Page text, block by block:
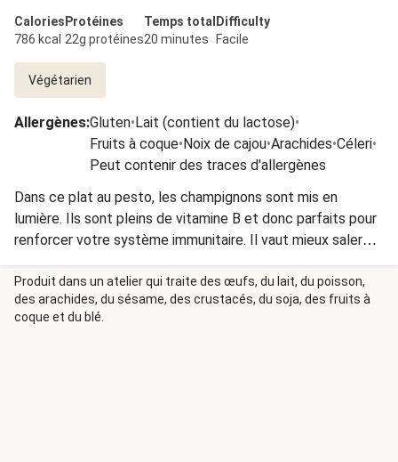
Calories
786 kcal
Protéines
22g protéines
Temps total
20 minutes
Difficulty
Facile
Végétarien
Allergènes:Gluten•Lait (contient du lactose)•
Fruits à coque•Noix de cajou•Arachides•Céleri•
Peut contenir des traces d'allergènes
Dans ce plat au pesto, les champignons sont mis en
lumière. Ils sont pleins de vitamine B et donc parfaits pour
renforcer votre système immunitaire. Il vaut mieux saler
les champignons après la cuisson. Sinon, ils rendront trop
d'eau durant la cuisine et cela risque d'en gâcher le goût et
la texture.
Produit dans un atelier qui traite des œufs, du lait, du poisson,
des arachides, du sésame, des crustacés, du soja, des fruits à
coque et du blé.